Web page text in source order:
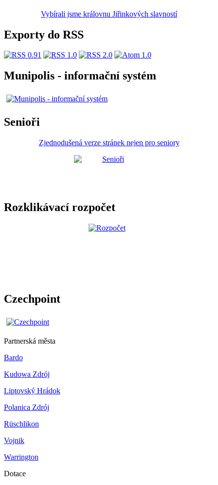
Vybírali jsme královnu Jiřinkových slavností
Exporty do RSS
Munipolis - informační systém
Senioři
Zjednodušená verze stránek nejen pro seniory
Rozklikávací rozpočet
Czechpoint
Partnerská města
Bardo
Kudowa Zdrój
Liptovský Hrádok
Polanica Zdrój
Rüschlikon
Vojnik
Warrington
Dotace